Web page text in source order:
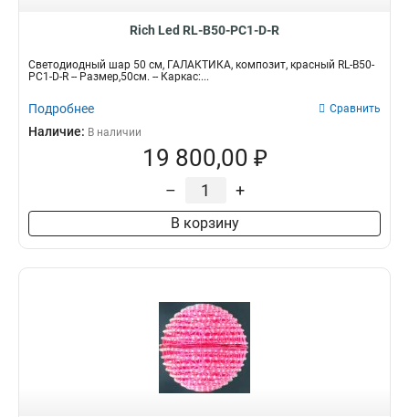
Rich Led RL-B50-PC1-D-R
Светодиодный шар 50 см, ГАЛАКТИКА, композит, красный RL-B50-
PC1-D-R -- Размер,50см. -- Каркас:...
Подробнее Сравнить
Наличие: В наличии
19 800,00 ₽
– +
В корзину